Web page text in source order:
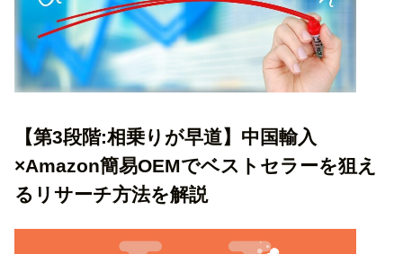
【第3段階:相乗りが早道】中国輸入
×Amazon簡易OEMでベストセラーを狙え
るリサーチ方法を解説